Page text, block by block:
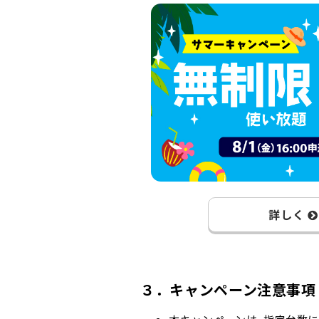
詳しく
３．キャンペーン注意事項